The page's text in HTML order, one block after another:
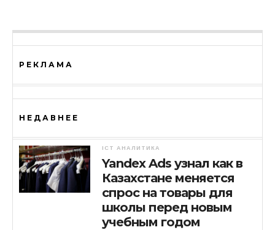
РЕКЛАМА
НЕДАВНЕЕ
ICT АНАЛИТИКА
Yandex Ads узнал как в
Казахстане меняется
спрос на товары для
школы перед новым
учебным годом